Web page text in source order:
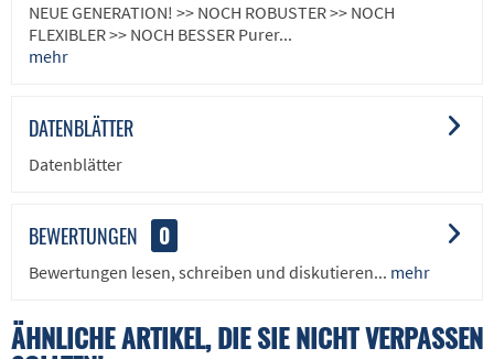
NEUE GENERATION! >> NOCH ROBUSTER >> NOCH
FLEXIBLER >> NOCH BESSER Purer...
mehr
DATENBLÄTTER
Datenblätter
BEWERTUNGEN 0
Bewertungen lesen, schreiben und diskutieren... mehr
ÄHNLICHE ARTIKEL, DIE SIE NICHT VERPASSEN